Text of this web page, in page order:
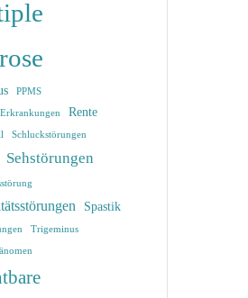
PPMS
Rente
Schluckstörungen
Sehstörungen
Spastik
Trigeminus